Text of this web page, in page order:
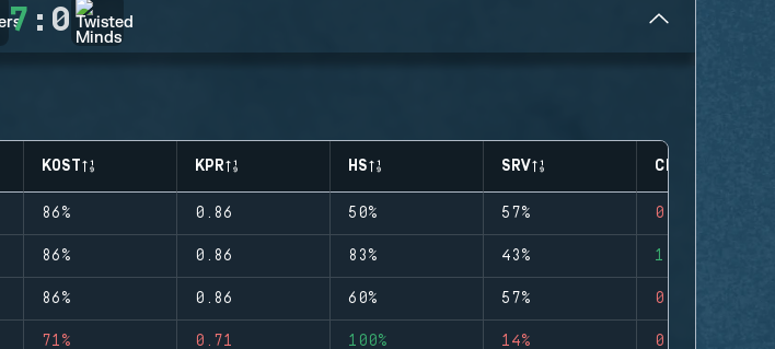
7 : 0
KOST KPR HS SRV CLUTCHES
86% 0.86 50% 57% 0
86% 0.86 83% 43% 1
86% 0.86 60% 57% 0
71% 0.71 100% 14% 0